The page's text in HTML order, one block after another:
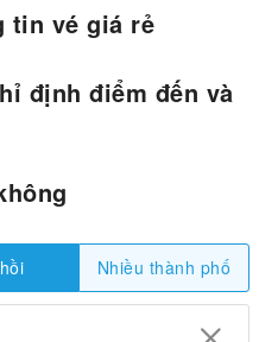
tin vé giá rẻ
định điểm đến và
Nhiều thành phố